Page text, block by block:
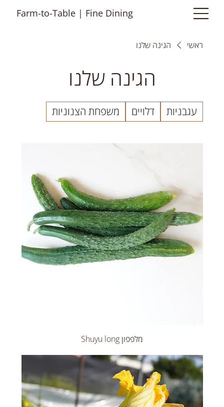
Farm-to-Table | Fine Dining
ראשי הגינה שלנו
הגינה שלנו
עגבניות דלויים משפחת הצנוניות
מלפפון Shuyu long